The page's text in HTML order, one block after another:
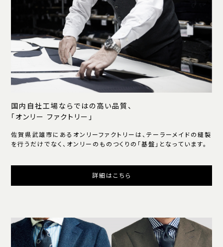
国内自社工場ならではの高い品質、
「オンリー ファクトリー」
佐賀県武雄市にあるオンリーファクトリーは、テーラーメイドの縫製
を行うだけでなく、オンリーのものつくりの「基盤」となっています。
詳細はこちら